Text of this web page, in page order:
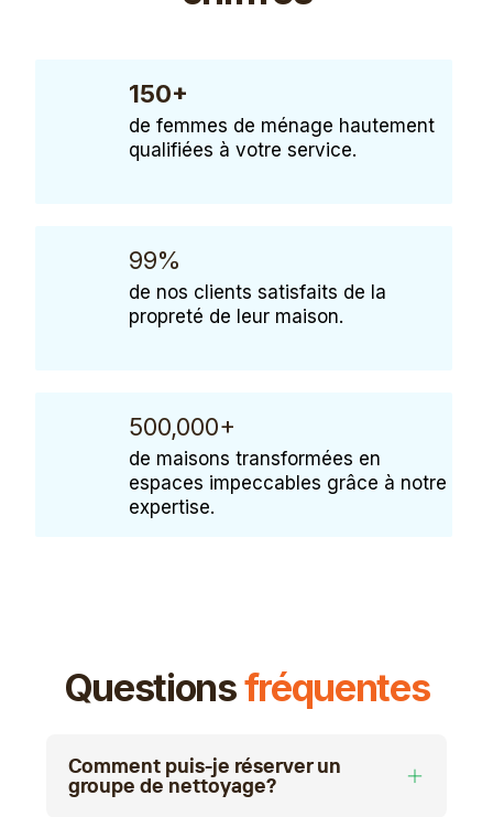
150+
de femmes de ménage hautement
qualifiées à votre service.
99%
de nos clients satisfaits de la
propreté de leur maison.
500,000+
de maisons transformées en
espaces impeccables grâce à notre
expertise.
Questionsfréquentes
Comment puis-je réserver un
groupe de nettoyage?